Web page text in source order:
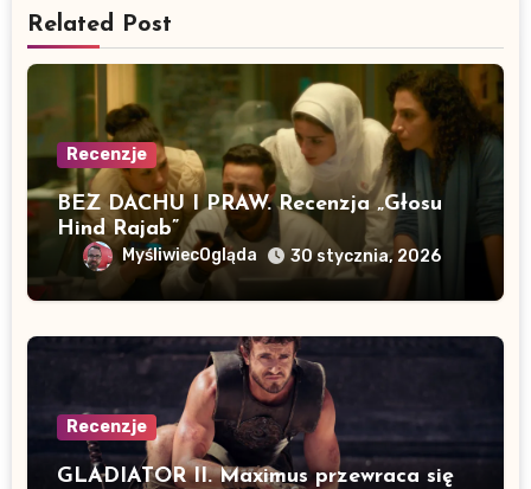
Related Post
Recenzje
BEZ DACHU I PRAW. Recenzja „Głosu
Hind Rajab”
MyśliwiecOgląda 30 stycznia, 2026
Recenzje
GLADIATOR II. Maximus przewraca się